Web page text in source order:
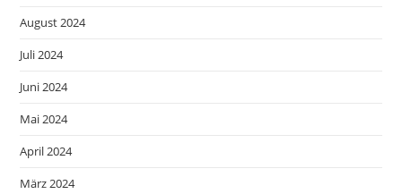
August 2024
Juli 2024
Juni 2024
Mai 2024
April 2024
März 2024